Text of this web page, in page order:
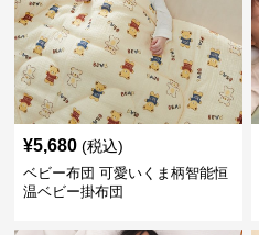
¥5,680 (税込)
ベビー布団 可愛いくま柄智能恒
温ベビー掛布団